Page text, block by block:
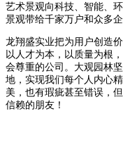
艺术景观向科技、智能、
景观带给千家万户和众多企
龙翔盛实业把为用户创造
以人才为本，以质量为根
会尊重的公司。大观园林
地，实现我们每个人内心
美，也有瑕疵甚至错误，
信赖的朋友！